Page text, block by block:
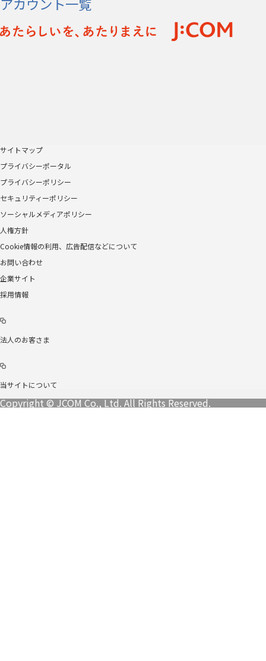
サイトマップ
プライバシーポータル
プライバシーポリシー
セキュリティーポリシー
ソーシャルメディアポリシー
人権方針
Cookie情報の利用、広告配信などについて
お問い合わせ
企業サイト
採用情報
法人のお客さま
当サイトについて
Copyright © JCOM Co., Ltd. All Rights Reserved.